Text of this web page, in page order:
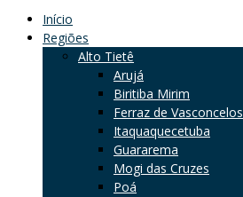
Início
Regiões
Alto Tietê
Arujá
Biritiba Mirim
Ferraz de Vasconcelos
Itaquaquecetuba
Guararema
Mogi das Cruzes
Poá